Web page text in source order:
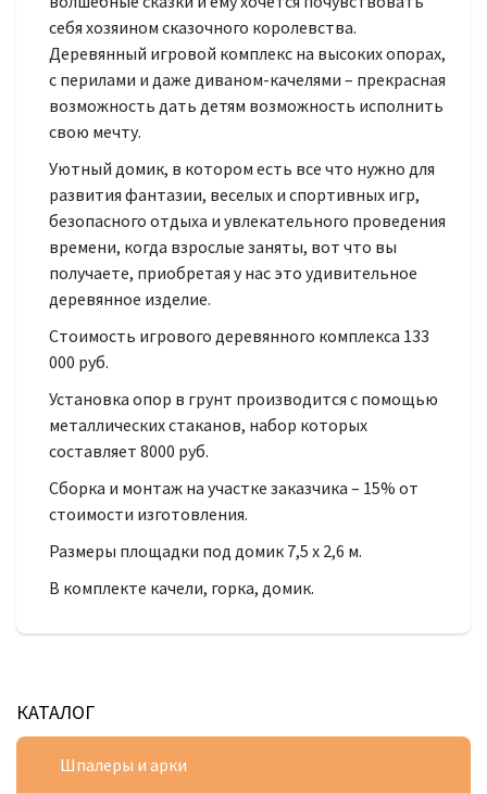
себя хозяином сказочного королевства.
Деревянный игровой комплекс на высоких опорах,
с перилами и даже диваном-качелями – прекрасная
возможность дать детям возможность исполнить
свою мечту.
Уютный домик, в котором есть все что нужно для
развития фантазии, веселых и спортивных игр,
безопасного отдыха и увлекательного проведения
времени, когда взрослые заняты, вот что вы
получаете, приобретая у нас это удивительное
деревянное изделие.
Стоимость игрового деревянного комплекса 133
000 руб.
Установка опор в грунт производится с помощью
металлических стаканов, набор которых
составляет 8000 руб.
Сборка и монтаж на участке заказчика – 15% от
стоимости изготовления.
Размеры площадки под домик 7,5 х 2,6 м.
В комплекте качели, горка, домик.
КАТАЛОГ
Шпалеры и арки